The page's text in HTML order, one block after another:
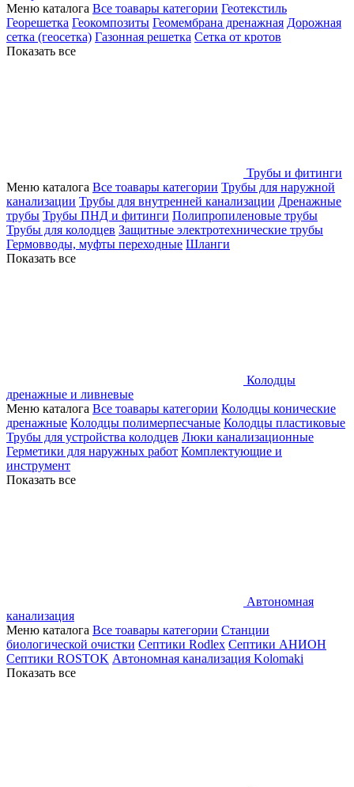
Меню каталога Все тоавары категории Геотекстиль
Георешетка Геокомпозиты Геомембрана дренажная Дорожная
сетка (геосетка) Газонная решетка Сетка от кротов
Показать все
Трубы и фитинги
Меню каталога Все тоавары категории Трубы для наружной
канализации Трубы для внутренней канализации Дренажные
трубы Трубы ПНД и фитинги Полипропиленовые трубы
Трубы для колодцев Защитные электротехнические трубы
Гермовводы, муфты переходные Шланги
Показать все
Колодцы
дренажные и ливневые
Меню каталога Все тоавары категории Колодцы конические
дренажные Колодцы полимерпесчаные Колодцы пластиковые
Трубы для устройства колодцев Люки канализационные
Герметики для наружных работ Комплектующие и
инструмент
Показать все
Автономная
канализация
Меню каталога Все тоавары категории Станции
биологической очистки Септики Rodlex Септики АНИОН
Септики ROSTOK Автономная канализация Kolomaki
Показать все